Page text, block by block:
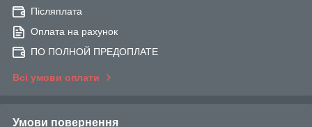
Післяплата
Оплата на рахунок
ПО ПОЛНОЙ ПРЕДОПЛАТЕ
Всі умови оплати
Умови повернення